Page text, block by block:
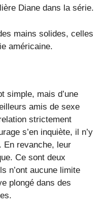
Diane dans la série.
mains solides, celles
américaine.
simple, mais d’une
amis de sexe
strictement
s’en inquiète, il n’y
En revanche, leur
Ce sont deux
n’ont aucune limite
plongé dans des